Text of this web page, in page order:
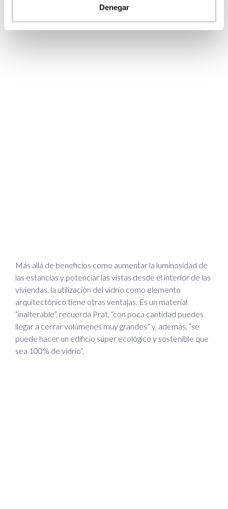
Denegar
Más allá de beneficios como aumentar la luminosidad de
las estancias y potenciar las vistas desde el interior de las
viviendas, la utilización del vidrio como elemento
arquitectónico tiene otras ventajas. Es un material
“inalterable”, recuerda Prat, “con poca cantidad puedes
llegar a cerrar volúmenes muy grandes” y, además, “se
puede hacer un edificio súper ecológico y sostenible que
sea 100% de vidrio”.